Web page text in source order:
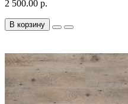
2 500.00 р.
В корзину